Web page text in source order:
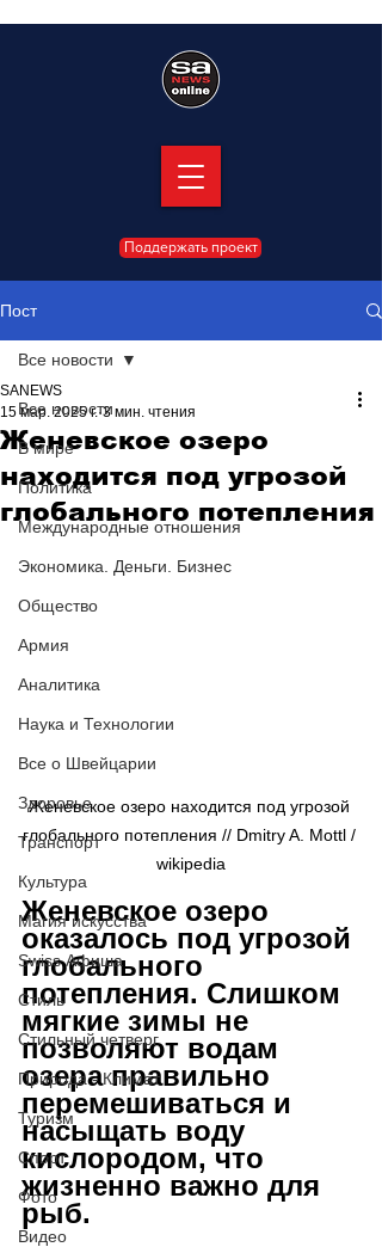
Поддержать проект
Пост
Все новости
В мире
Политика
Международные отношения
Экономика. Деньги. Бизнес
Общество
Армия
Аналитика
Наука и Технологии
Все о Швейцарии
Здоровье
Транспорт
Культура
Магия искусства
Swiss Афиша
Стиль
Стильный четверг
Природа - Климат
Туризм
Спорт
Фото
Видео
Все новости
Женевское озеро
находится под угрозой
глобального потепления
SANEWS
15 мар. 2025 г. 3 мин. чтения
Женевское озеро находится под угрозой
глобального потепления // Dmitry A. Mottl /
wikipedia
Женевское озеро
оказалось под угрозой
глобального
потепления. Слишком
мягкие зимы не
позволяют водам
озера правильно
перемешиваться и
насыщать воду
кислородом, что
жизненно важно для
рыб.